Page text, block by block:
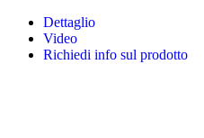
Dettaglio
Video
Richiedi info sul prodotto